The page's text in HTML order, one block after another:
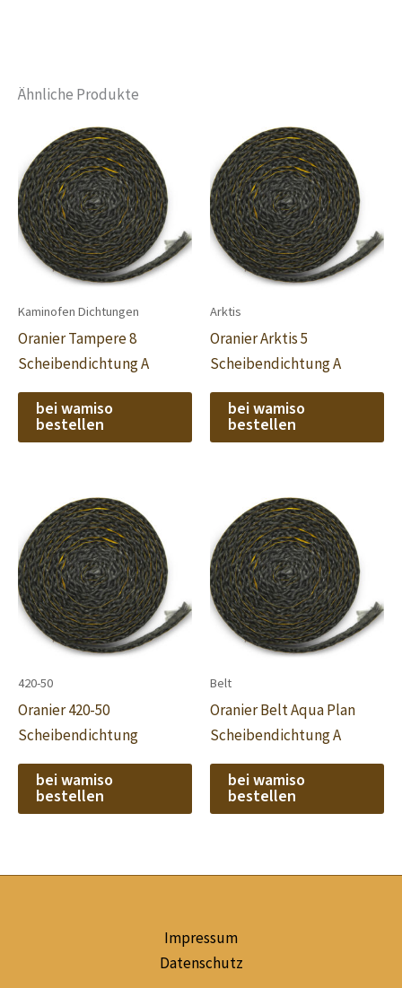
Ähnliche Produkte
Kaminofen Dichtungen
Oranier Tampere 8
Scheibendichtung A
bei wamiso
bestellen
Arktis
Oranier Arktis 5
Scheibendichtung A
bei wamiso
bestellen
420-50
Oranier 420-50
Scheibendichtung
bei wamiso
bestellen
Belt
Oranier Belt Aqua Plan
Scheibendichtung A
bei wamiso
bestellen
Impressum
Datenschutz